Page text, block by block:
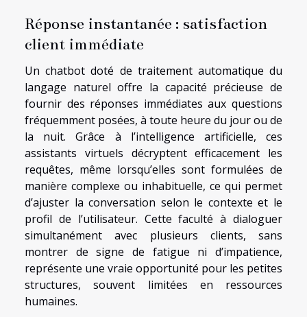
Réponse instantanée : satisfaction
client immédiate
Un chatbot doté de traitement automatique du
langage naturel offre la capacité précieuse de
fournir des réponses immédiates aux questions
fréquemment posées, à toute heure du jour ou de
la nuit. Grâce à l’intelligence artificielle, ces
assistants virtuels décryptent efficacement les
requêtes, même lorsqu’elles sont formulées de
manière complexe ou inhabituelle, ce qui permet
d’ajuster la conversation selon le contexte et le
profil de l’utilisateur. Cette faculté à dialoguer
simultanément avec plusieurs clients, sans
montrer de signe de fatigue ni d’impatience,
représente une vraie opportunité pour les petites
structures, souvent limitées en ressources
humaines.